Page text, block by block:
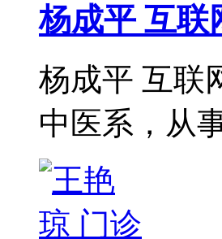
杨成平 互联
杨成平 互联
中医系，从